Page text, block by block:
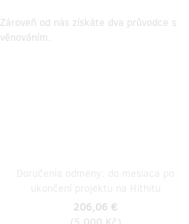
Zároveň od nás získáte dva průvodce s
věnováním.
206,06 €